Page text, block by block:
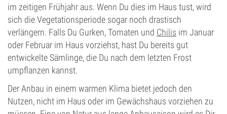
im zeitigen Frühjahr aus. Wenn Du dies im Haus tust, wird
sich die Vegetationsperiode sogar noch drastisch
verlängern. Falls Du Gurken, Tomaten und Chilis im Januar
oder Februar im Haus vorziehst, hast Du bereits gut
entwickelte Sämlinge, die Du nach dem letzten Frost
umpflanzen kannst.
Der Anbau in einem warmen Klima bietet jedoch den
Nutzen, nicht im Haus oder im Gewächshaus vorziehen zu